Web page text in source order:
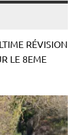
RÉVISION
LE 8EME